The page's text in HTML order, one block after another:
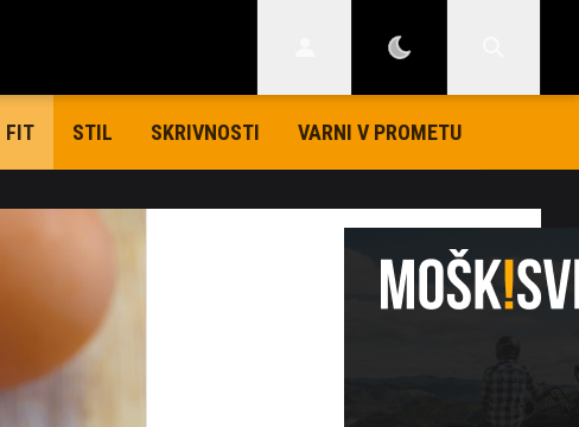
FIT STIL SKRIVNOSTI VARNI V PROMETU